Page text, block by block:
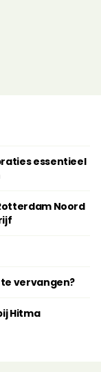
essentieel
Noord
vervangen?
Hitma